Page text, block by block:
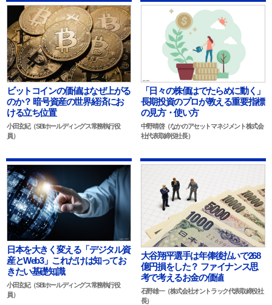
ビットコインの価値はなぜ上がる
のか？ 暗号資産の世界経済にお
ける立ち位置
小田玄紀（SBIホールディングス常務執行役
員）
「日々の株価はでたらめに動く」
長期投資のプロが教える重要指標
の見方・使い方
中野晴啓（なかのアセットマネジメント株式会
社代表取締役社長）
日本を大きく変える「デジタル資
産とWeb3」これだけは知ってお
きたい基礎知識
小田玄紀（SBIホールディングス常務執行役
員）
大谷翔平選手は年俸後払いで268
億円損をした？ ファイナンス思
考で考えるお金の価値
石野雄一（株式会社オントラック代表取締役社
長）